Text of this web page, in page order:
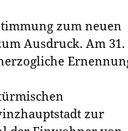
zum neuen
Ausdruck. Am 31.
zur